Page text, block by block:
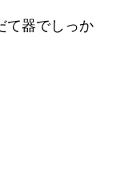
て器でしっか